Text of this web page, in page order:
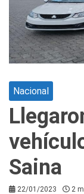
Nacional
Saina
22/01/2023 2